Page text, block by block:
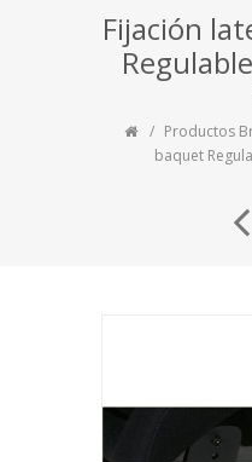
Fijación
Productos
baquet